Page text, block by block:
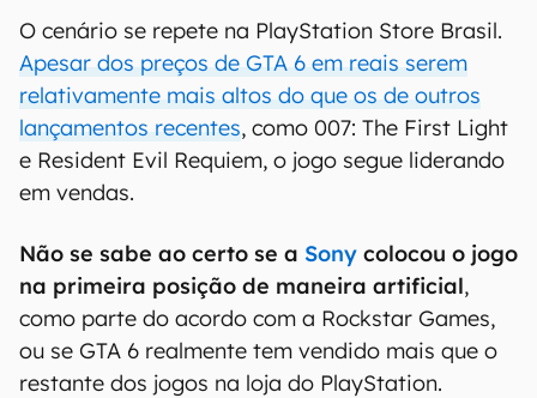
O cenário se repete na PlayStation Store Brasil.
Apesar dos preços de GTA 6 em reais serem
relativamente mais altos do que os de outros
lançamentos recentes, como 007: The First Light
e Resident Evil Requiem, o jogo segue liderando
em vendas.
Não se sabe ao certo se a Sony colocou o jogo
na primeira posição de maneira artificial,
como parte do acordo com a Rockstar Games,
ou se GTA 6 realmente tem vendido mais que o
restante dos jogos na loja do PlayStation.